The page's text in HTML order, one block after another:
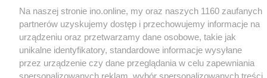
Na naszej stronie ino.online, my oraz naszych 1160 zaufanych
partnerów uzyskujemy dostęp i przechowujemy informacje na
urządzeniu oraz przetwarzamy dane osobowe, takie jak
unikalne identyfikatory, standardowe informacje wysyłane
przez urządzenie czy dane przeglądania w celu zapewniania
spersonalizowanych reklam, wybór spersonalizowanych treści,